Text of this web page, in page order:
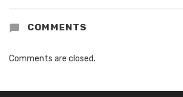
COMMENTS
Comments are closed.